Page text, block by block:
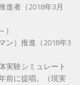
進者（2018年3月
ン）推進（2018年3
実験シミュレート
前に提唱。（現実